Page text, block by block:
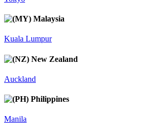
Malaysia
Kuala Lumpur
New Zealand
Auckland
Philippines
Manila